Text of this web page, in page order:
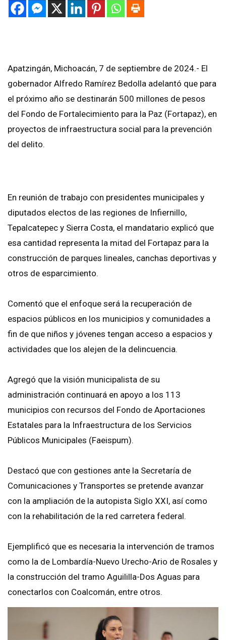
Apatzingán, Michoacán, 7 de septiembre de 2024.- El
gobernador Alfredo Ramírez Bedolla adelantó que para
el próximo año se destinarán 500 millones de pesos
del Fondo de Fortalecimiento para la Paz (Fortapaz), en
proyectos de infraestructura social para la prevención
del delito.
En reunión de trabajo con presidentes municipales y
diputados electos de las regiones de Infiernillo,
Tepalcatepec y Sierra Costa, el mandatario explicó que
esa cantidad representa la mitad del Fortapaz para la
construcción de parques lineales, canchas deportivas y
otros de esparcimiento.
Comentó que el enfoque será la recuperación de
espacios públicos en los municipios y comunidades a
fin de que niños y jóvenes tengan acceso a espacios y
actividades que los alejen de la delincuencia.
Agregó que la visión municipalista de su
administración continuará en apoyo a los 113
municipios con recursos del Fondo de Aportaciones
Estatales para la Infraestructura de los Servicios
Públicos Municipales (Faeispum).
Destacó que con gestiones ante la Secretaría de
Comunicaciones y Transportes se pretende avanzar
con la ampliación de la autopista Siglo XXI, así como
con la rehabilitación de la red carretera federal.
Ejemplificó que es necesaria la intervención de tramos
como la de Lombardía-Nuevo Urecho-Ario de Rosales y
la construcción del tramo Aguililla-Dos Aguas para
conectarlos con Coalcomán, entre otros.